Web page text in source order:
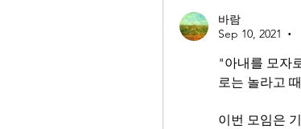
바람
Sep 10, 2021
•
"아내를 모자
로는 놀라고
이번 모임은